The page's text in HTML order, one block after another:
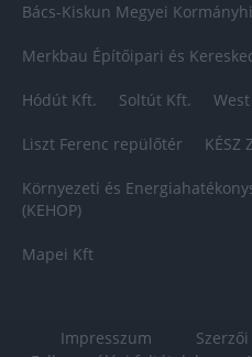
Bács-Kiskun Megyei
Merkbau Építőipari és
Hódút Kft. Soltút Kft.
Liszt Ferenc repülőtér KÉSZ
Környezeti és
(KEHOP)
Mapei Kft
Impresszum